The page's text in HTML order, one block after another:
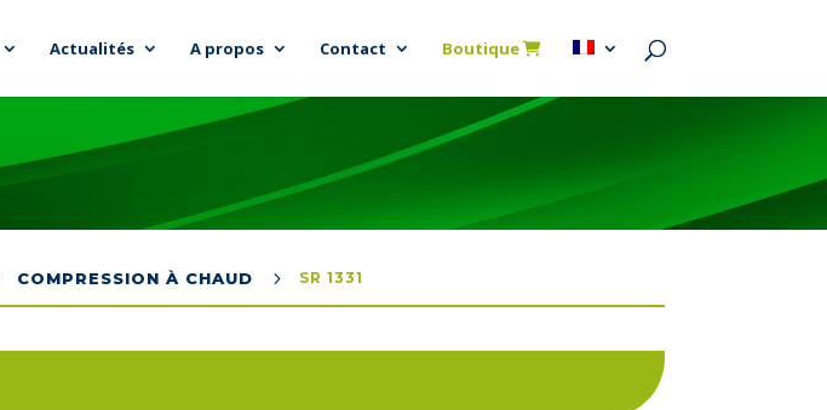
Actualités A propos Contact Boutique
COMPRESSION À CHAUD 5 SR 1331